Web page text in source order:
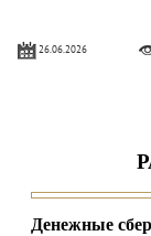
26.06.2026
24.06.2026